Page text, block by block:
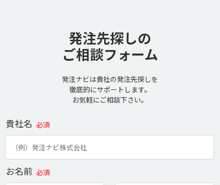
発注先探しの
ご相談フォーム
発注ナビは貴社の発注先探しを
徹底的にサポートします。
お気軽にご相談下さい。
貴社名 必須
お名前 必須